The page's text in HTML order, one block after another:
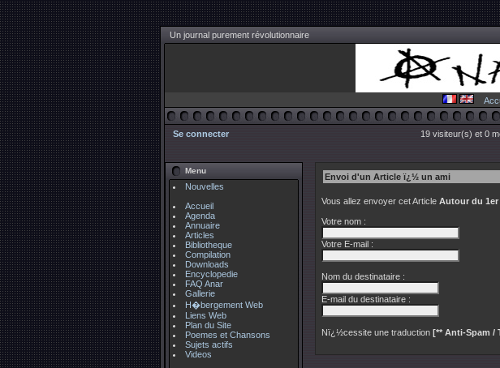
Un journal purement révolutionnaire
Se connecter 19 visiteur(s) et 0
Menu
Nouvelles
Accueil
Agenda
Annuaire
Articles
Bibliotheque
Compilation
Downloads
Encyclopedie
FAQ Anar
Gallerie
H�bergement Web
Liens Web
Plan du Site
Poemes et Chansons
Sujets actifs
Videos
Envoi d'un Article ï¿½ un ami
Vous allez envoyer cet Article Autour du
Votre nom :
Votre E-mail :
Nom du destinataire :
E-mail du destinataire :
Nï¿½cessite une traduction [** Anti-Spam /